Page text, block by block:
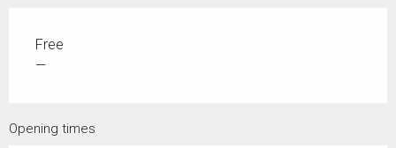
Free
—
Opening times